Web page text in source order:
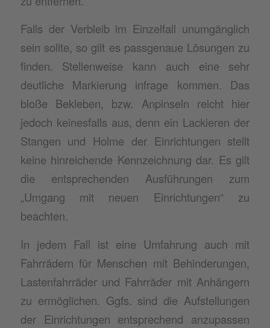
Falls der Verbleib im Einzelfall unumgänglich
sein sollte, so gilt es passgenaue Lösungen zu
finden. Stellenweise kann auch eine sehr
deutliche Markierung infrage kommen. Das
bloße Bekleben, bzw. Anpinseln reicht hier
jedoch keinesfalls aus, denn ein Lackieren der
Stangen und Holme der Einrichtungen stellt
keine hinreichende Kennzeichnung dar. Es gilt
die entsprechenden Ausführungen zum
„Umgang mit neuen Einrichtungen“ zu
beachten.
In jedem Fall ist eine Umfahrung auch mit
Fahrrädern für Menschen mit Behinderungen,
Lastenfahrräder und Fahrräder mit Anhängern
zu ermöglichen. Ggfs. sind die Aufstellungen
der Einrichtungen entsprechend anzupassen